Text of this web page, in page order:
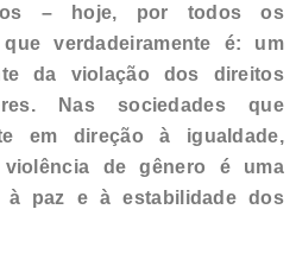
– hoje, por todos os
verdadeiramente é: um
da violação dos direitos
Nas sociedades que
em direção à igualdade,
de gênero é uma
à paz e à estabilidade dos